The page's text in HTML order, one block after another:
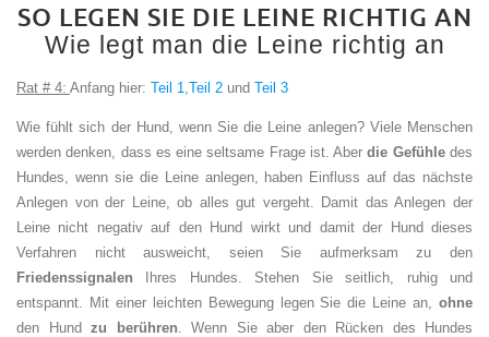
SO LEGEN SIE DIE LEINE RICHTIG AN
Wie legt man die Leine richtig an
Rat # 4: Anfang hier: Teil 1 Teil 2 und Teil 3
Wie fühlt sich der Hund, wenn Sie die Leine anlegen? Viele Menschen
werden denken, dass es eine seltsame Frage ist. Aberdie Gefühledes
Hundes, wenn sie die Leine anlegen, haben Einfluss auf das nächste
Anlegen von der Leine, ob alles gut vergeht. Damit das Anlegen der
Leine nicht negativ auf den Hund wirkt und damit der Hund dieses
Verfahren nicht ausweicht, seien Sie aufmerksam zu den
Friedenssignalen Ihres Hundes. Stehen Sie seitlich, ruhig und
entspannt. Mit einer leichten Bewegung legen Sie die Leine an, ohne
den Hund zu berühren. Wenn Sie aber den Rücken des Hundes